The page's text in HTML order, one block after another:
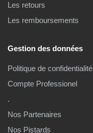
Les retours
Les remboursements
Gestion des données
Politique de confidentialité
Compte Professionel
.
Nos Partenaires
Nos Pistards